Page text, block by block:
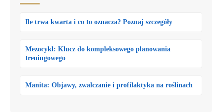
Ile trwa kwarta i co to oznacza? Poznaj szczegóły
Mezocykl: Klucz do kompleksowego planowania
treningowego
Manita: Objawy, zwalczanie i profilaktyka na roślinach